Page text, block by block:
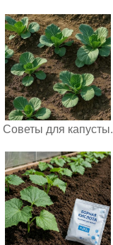
Советы для капусты.